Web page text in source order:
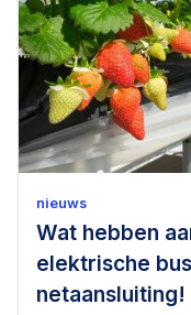
nieuws
Wat hebben
elektrische
netaansluiting!